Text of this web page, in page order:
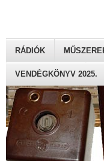
RÁDIÓK
VENDÉGKÖNYV 2025.